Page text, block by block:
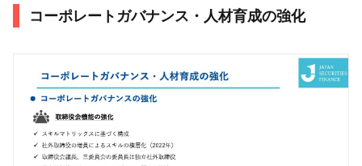
コーポレートガバナンス・人材育成の強化